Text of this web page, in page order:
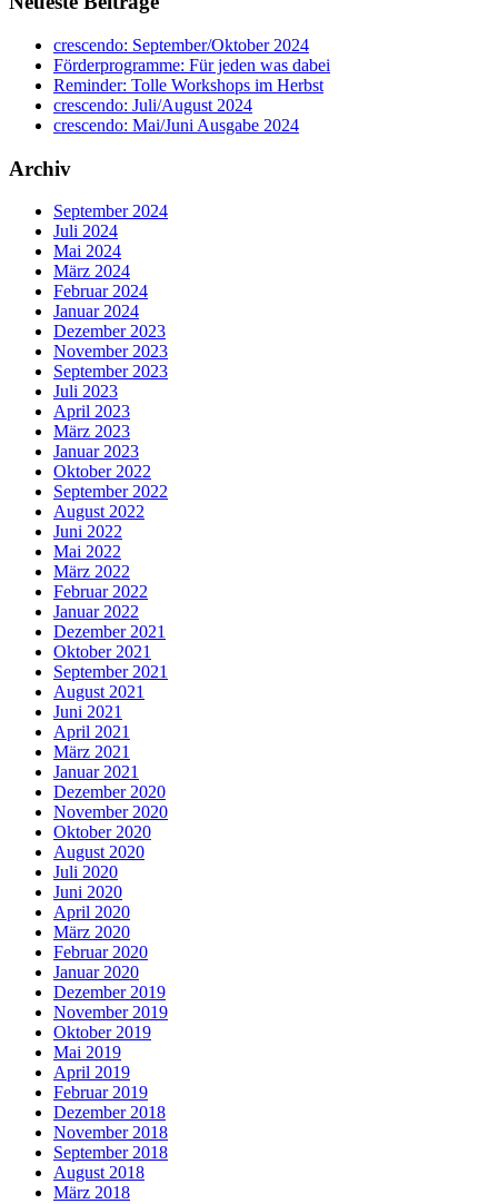
crescendo: September/Oktober 2024
Förderprogramme: Für jeden was dabei
Reminder: Tolle Workshops im Herbst
crescendo: Juli/August 2024
crescendo: Mai/Juni Ausgabe 2024
Archiv
September 2024
Juli 2024
Mai 2024
März 2024
Februar 2024
Januar 2024
Dezember 2023
November 2023
September 2023
Juli 2023
April 2023
März 2023
Januar 2023
Oktober 2022
September 2022
August 2022
Juni 2022
Mai 2022
März 2022
Februar 2022
Januar 2022
Dezember 2021
Oktober 2021
September 2021
August 2021
Juni 2021
April 2021
März 2021
Januar 2021
Dezember 2020
November 2020
Oktober 2020
August 2020
Juli 2020
Juni 2020
April 2020
März 2020
Februar 2020
Januar 2020
Dezember 2019
November 2019
Oktober 2019
Mai 2019
April 2019
Februar 2019
Dezember 2018
November 2018
September 2018
August 2018
März 2018